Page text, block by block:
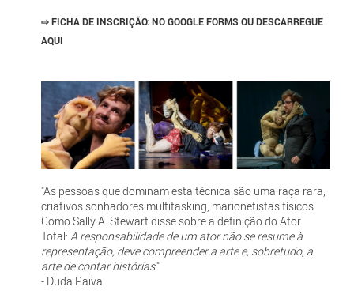
⇨FICHA DE INSCRIÇÃO:NO GOOGLE FORMS OU DESCARREGUE
AQUI
"As pessoas que dominam esta técnica são uma raça rara,
criativos sonhadores multitasking, marionetistas físicos.
Como Sally A. Stewart disse sobre a definição do Ator
Total: A responsabilidade de um ator não se resume à
representação, deve compreender a arte e, sobretudo, a
arte de contar histórias."
- Duda Paiva